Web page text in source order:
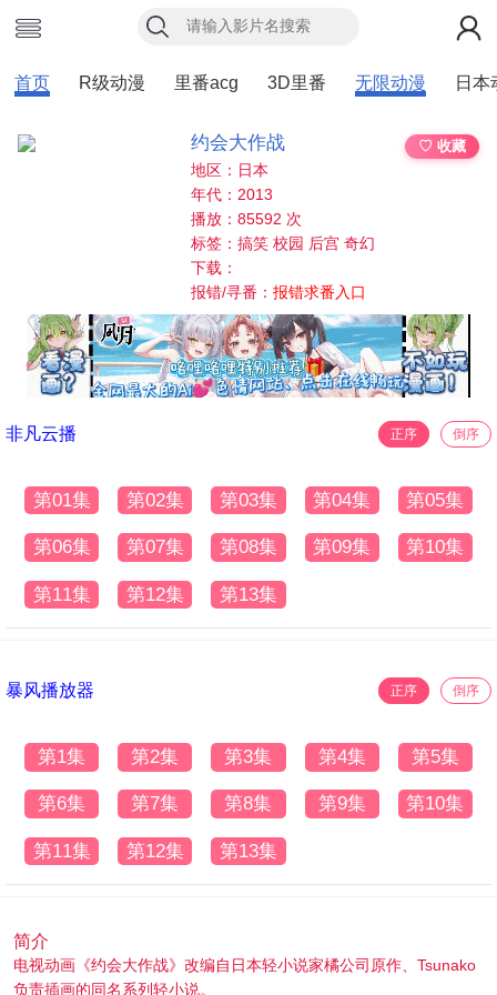
首页 R级动漫 里番acg 3D里番 无限动漫 日本
约会大作战
♡ 收藏
地区：日本
年代：2013
播放：85592 次
标签：搞笑 校园 后宫 奇幻
下载：
报错/寻番：报错求番入口
非凡云播 正序 倒序
第01集 第02集 第03集 第04集 第05集
第06集 第07集 第08集 第09集 第10集
第11集 第12集 第13集
暴风播放器 正序 倒序
第1集 第2集 第3集 第4集 第5集
第6集 第7集 第8集 第9集 第10集
第11集 第12集 第13集
简介
电视动画《约会大作战》改编自日本轻小说家橘公司原作、Tsunako
负责插画的同名系列轻小说。